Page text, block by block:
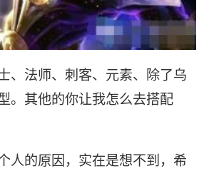
、法师、刺客、元素、除了乌
。其他的你让我怎么去搭配
人的原因，实在是想不到，希